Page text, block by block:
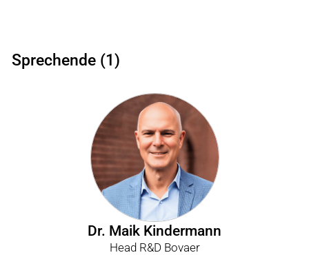
Sprechende (1)
Dr. Maik Kindermann
Head R&D Bovaer